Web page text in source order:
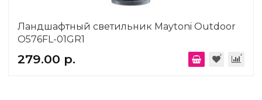
Ландшафтный светильник Maytoni Outdoor
O576FL-01GR1
279.00 р.